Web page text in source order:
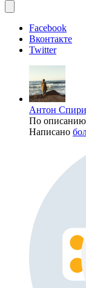
Facebook
Вконтакте
Twitter
Антон
По описанию
Написано